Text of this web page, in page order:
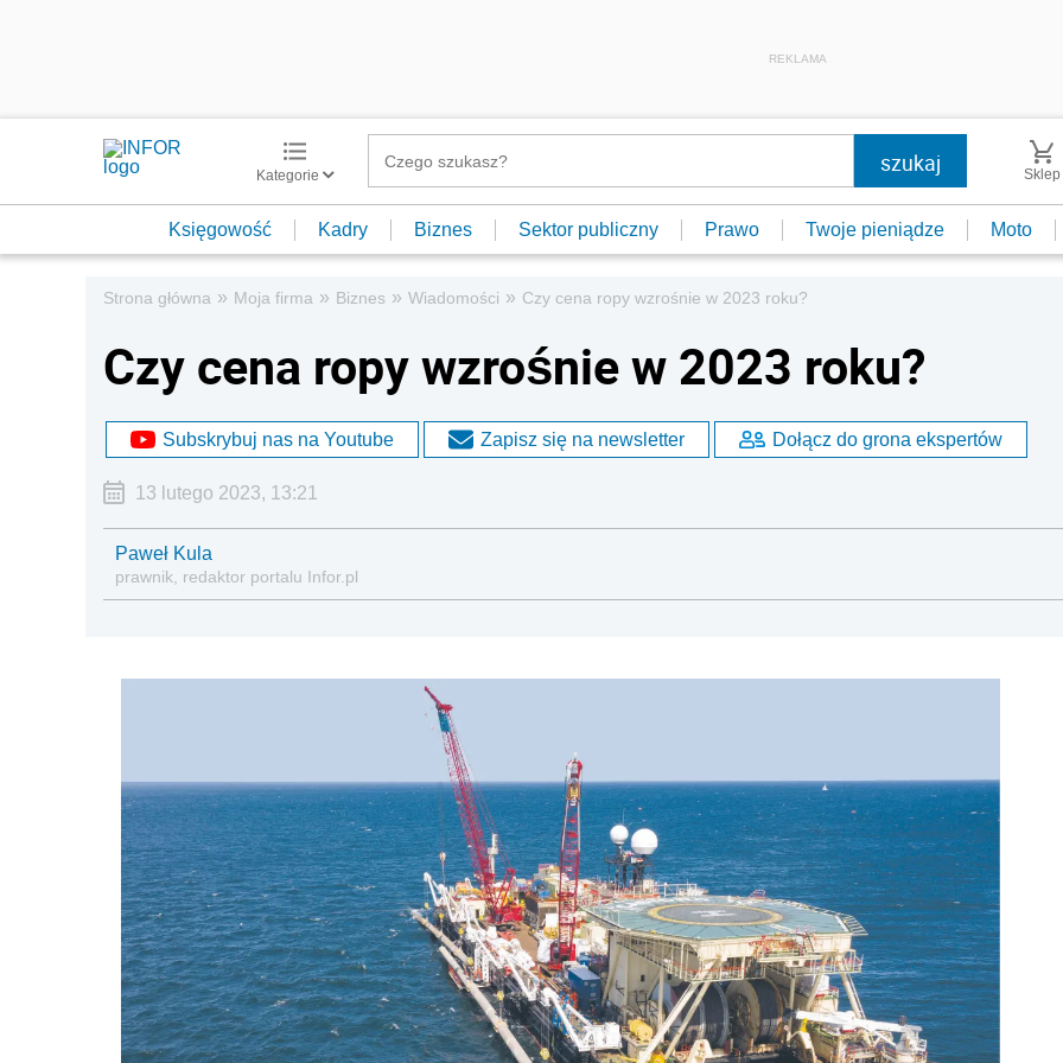
REKLAMA
Kategorie Sklep
Księgowość Kadry Biznes Sektor publiczny Prawo Twoje pieniądze Moto
Strona główna » Moja firma » Biznes » Wiadomości » Czy cena ropy wzrośnie w 2023 roku?
Czy cena ropy wzrośnie w 2023 roku?
Subskrybuj nas na Youtube Zapisz się na newsletter Dołącz do grona ekspertów
13 lutego 2023, 13:21
Paweł Kula
prawnik, redaktor portalu Infor.pl